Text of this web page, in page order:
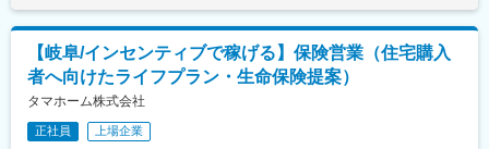
も実現できる環境です。
変更の範囲：会社の定める業務
社の乗合代理店のため複数の商品から厳選してご提案が可能で
す）
■業務の特徴：
金融部FP担当は住宅購入時に上記の金融サービスの提供を通じ、
お客様へ安心を提供し一生涯のパートナーとしてお客様満足度の
【岐阜/インセンティブで稼げる】保険営業（住宅購入
者へ向けたライフプラン・生命保険提案）
タマホーム株式会社
正社員 上場企業